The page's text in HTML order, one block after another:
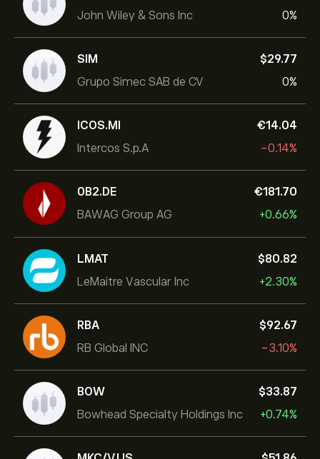
John Wiley & Sons Inc
0%
SIM
Grupo Simec SAB de CV
‎$‎29.77
0%
ICOS.MI
Intercos S.p.A
‎€‎14.04
-0.14%
0B2.DE
BAWAG Group AG
‎€‎181.70
+0.66%
LMAT
LeMaitre Vascular Inc
‎$‎80.82
+2.30%
RBA
RB Global INC
‎$‎92.67
-3.10%
BOW
Bowhead Specialty Holdings Inc
‎$‎33.87
+0.74%